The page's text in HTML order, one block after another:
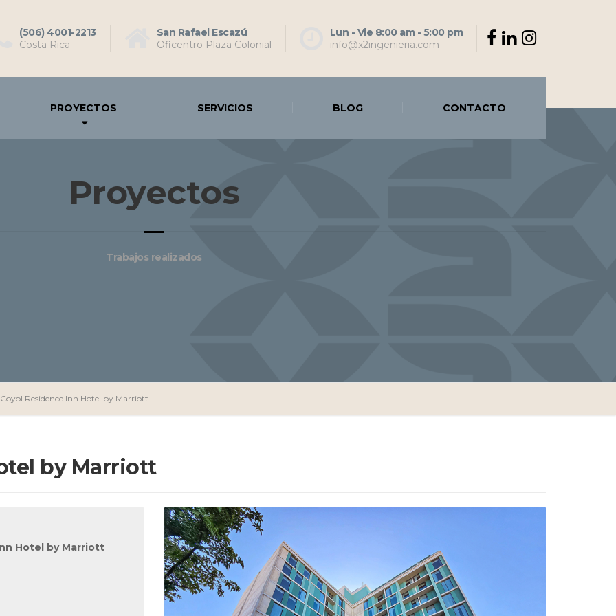
(506) 4001-2213
Costa Rica
San Rafael Escazú
Oficentro Plaza Colonial
Lun - Vie 8:00 am - 5:00 pm
info@x2ingenieria.com
PROYECTOS SERVICIOS BLOG CONTACTO
Proyectos
Trabajos realizados
Coyol Residence Inn Hotel by Marriott
by Marriott
Hotel by Marriott